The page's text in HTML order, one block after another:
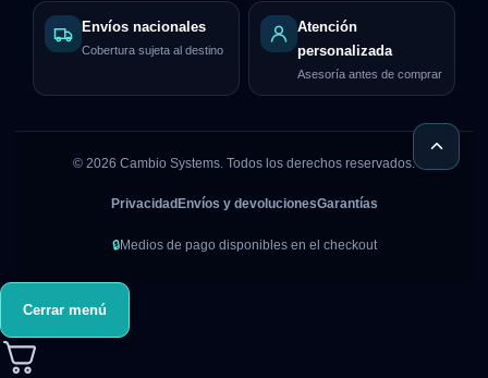
Envíos nacionales
Cobertura sujeta al destino
Atención
personalizada
Asesoría antes de comprar
© 2026 Cambio Systems. Todos los derechos reservados.
Privacidad Envíos y devolucionesGarantías
🔒Medios de pago disponibles en el checkout
Cerrar menú